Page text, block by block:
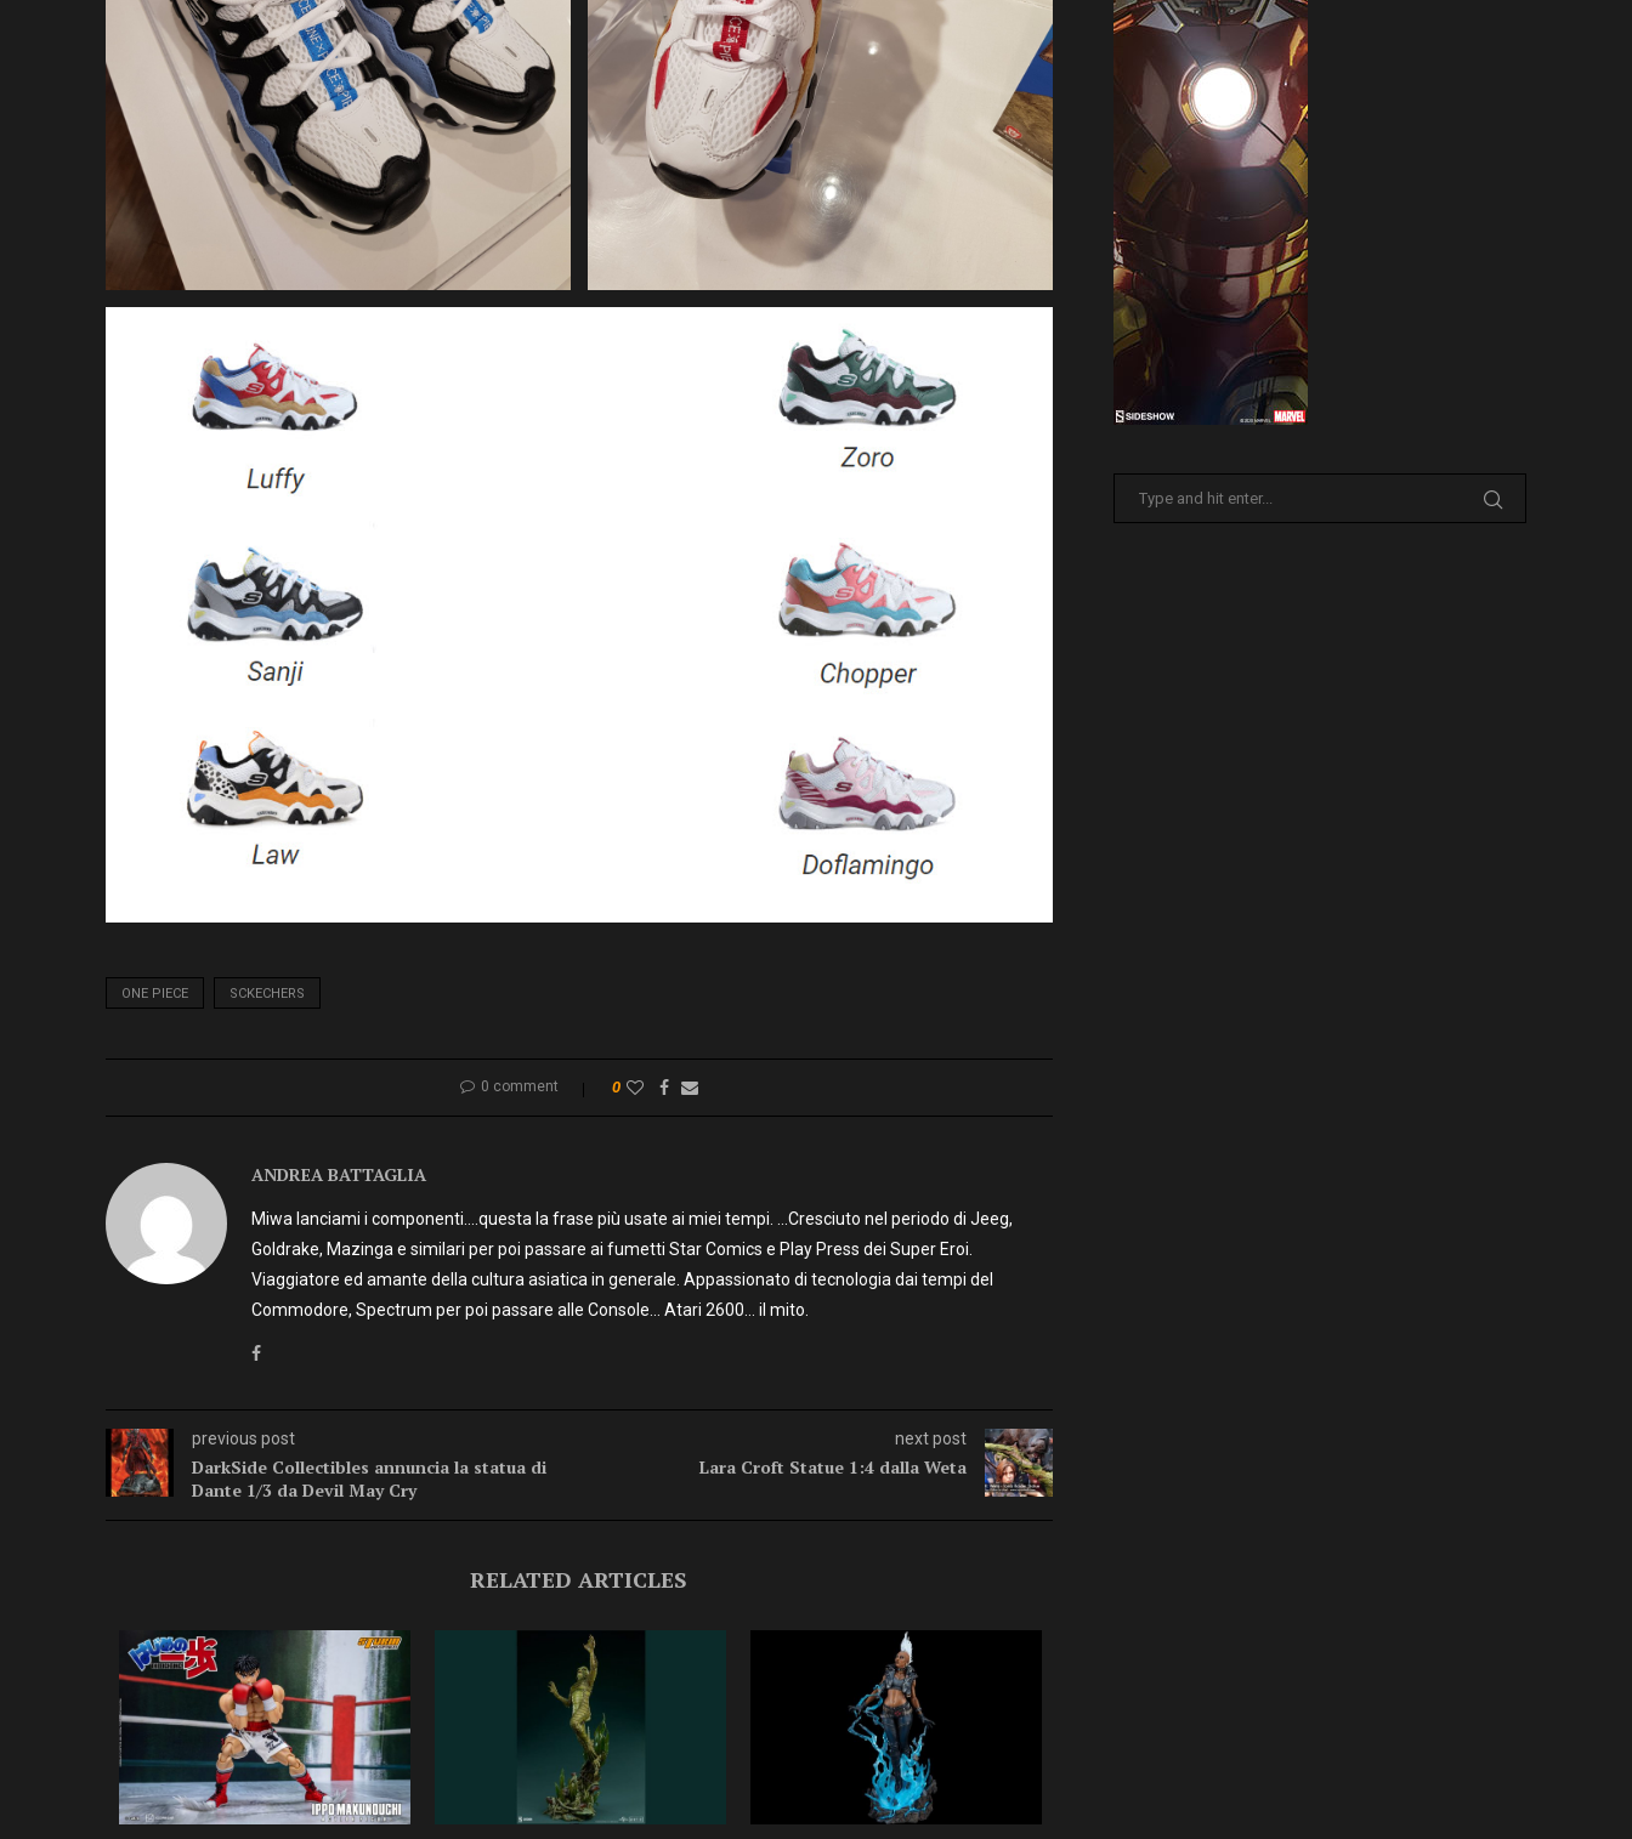
ONE PIECE SCKECHERS
0 comment 0
ANDREA BATTAGLIA
Miwa lanciami i componenti….questa la frase più usate ai miei tempi. …Cresciuto nel periodo di Jeeg,
Goldrake, Mazinga e similari per poi passare ai fumetti Star Comics e Play Press dei Super Eroi.
Viaggiatore ed amante della cultura asiatica in generale. Appassionato di tecnologia dai tempi del
Commodore, Spectrum per poi passare alle Console… Atari 2600… il mito.
previous post
DarkSide Collectibles annuncia la statua di
Dante 1/3 da Devil May Cry
next post
Lara Croft Statue 1:4 dalla Weta
RELATED ARTICLES